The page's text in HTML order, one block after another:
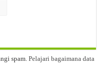
spam.Pelajari bagaimana data